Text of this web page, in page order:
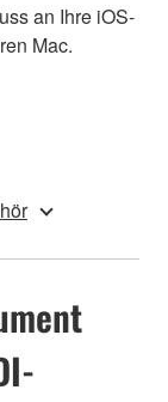
an Ihre iOS-
Mac.